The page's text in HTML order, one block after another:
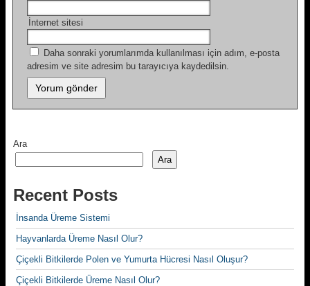
İnternet sitesi
Daha sonraki yorumlarımda kullanılması için adım, e-posta
adresim ve site adresim bu tarayıcıya kaydedilsin.
Ara
Ara
Recent Posts
İnsanda Üreme Sistemi
Hayvanlarda Üreme Nasıl Olur?
Çiçekli Bitkilerde Polen ve Yumurta Hücresi Nasıl Oluşur?
Çiçekli Bitkilerde Üreme Nasıl Olur?